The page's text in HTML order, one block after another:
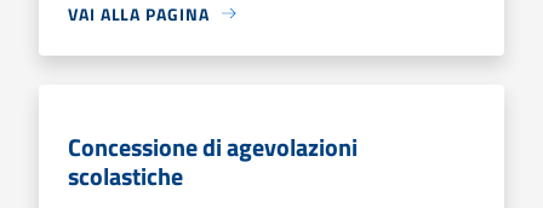
VAI ALLA PAGINA
Concessione di agevolazioni
scolastiche